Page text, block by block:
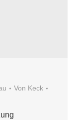
Von Keck